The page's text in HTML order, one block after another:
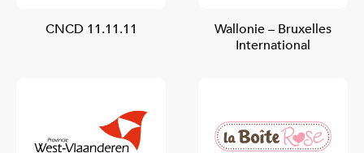
CNCD 11.11.11
Wallonie – Bruxelles
International